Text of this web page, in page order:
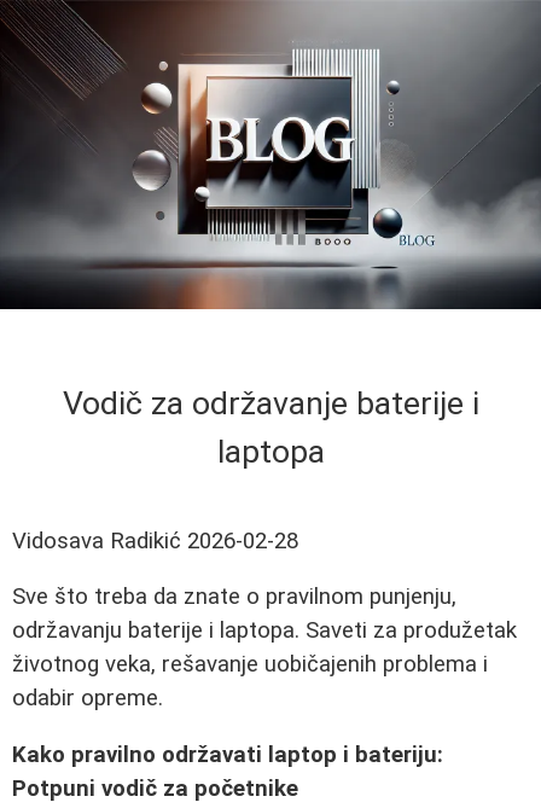
Vodič za održavanje baterije i
laptopa
Vidosava Radikić 2026-02-28
Sve što treba da znate o pravilnom punjenju,
održavanju baterije i laptopa. Saveti za produžetak
životnog veka, rešavanje uobičajenih problema i
odabir opreme.
Kako pravilno održavati laptop i bateriju:
Potpuni vodič za početnike